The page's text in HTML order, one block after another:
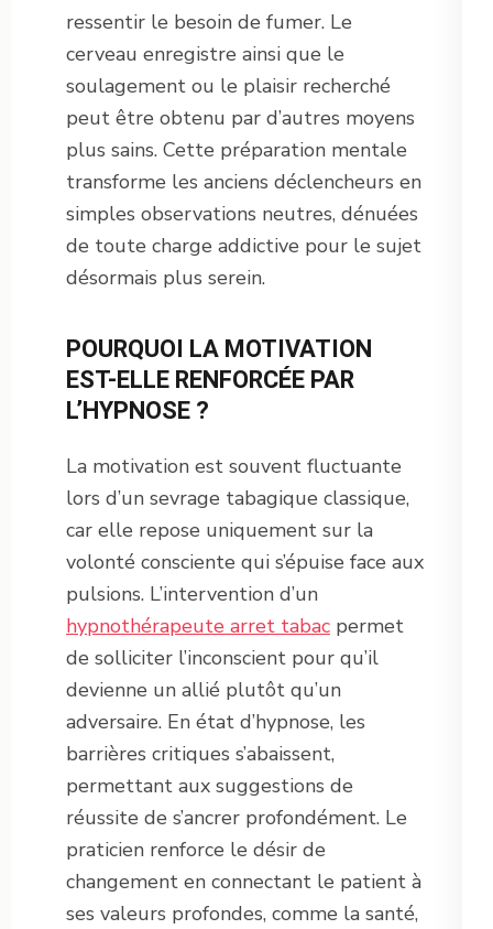
ressentir le besoin de fumer. Le
cerveau enregistre ainsi que le
soulagement ou le plaisir recherché
peut être obtenu par d’autres moyens
plus sains. Cette préparation mentale
transforme les anciens déclencheurs en
simples observations neutres, dénuées
de toute charge addictive pour le sujet
désormais plus serein.
POURQUOI LA MOTIVATION
EST-ELLE RENFORCÉE PAR
L’HYPNOSE ?
La motivation est souvent fluctuante
lors d’un sevrage tabagique classique,
car elle repose uniquement sur la
volonté consciente qui s’épuise face aux
pulsions. L’intervention d’un
hypnothérapeute arret tabac permet
de solliciter l’inconscient pour qu’il
devienne un allié plutôt qu’un
adversaire. En état d’hypnose, les
barrières critiques s’abaissent,
permettant aux suggestions de
réussite de s’ancrer profondément. Le
praticien renforce le désir de
changement en connectant le patient à
ses valeurs profondes, comme la santé,